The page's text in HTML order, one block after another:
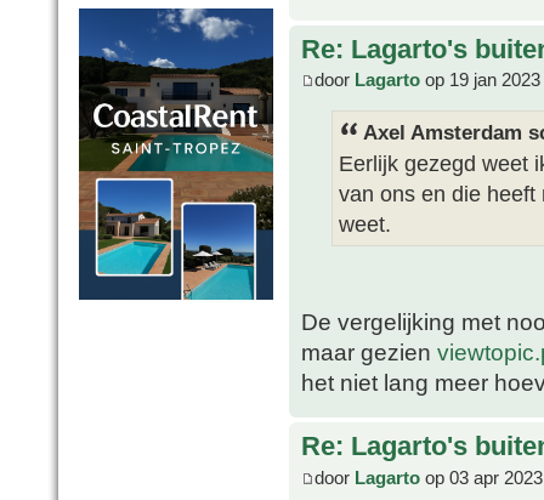
Re: Lagarto's
door Lagarto op 19 jan 2023
Axel Amsterdam
Eerlijk gezegd weet
van ons en die
weet.
De vergelijking met
maar gezien
het niet lang meer
Re: Lagarto's
door Lagarto op 03 apr